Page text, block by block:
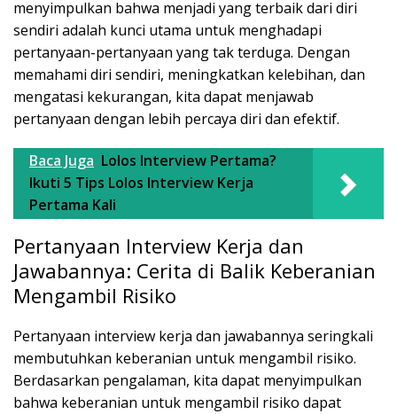
menyimpulkan bahwa menjadi yang terbaik dari diri
sendiri adalah kunci utama untuk menghadapi
pertanyaan-pertanyaan yang tak terduga. Dengan
memahami diri sendiri, meningkatkan kelebihan, dan
mengatasi kekurangan, kita dapat menjawab
pertanyaan dengan lebih percaya diri dan efektif.
Baca Juga Lolos Interview Pertama?
Ikuti 5 Tips Lolos Interview Kerja
Pertama Kali
Pertanyaan Interview Kerja dan
Jawabannya: Cerita di Balik Keberanian
Mengambil Risiko
Pertanyaan interview kerja dan jawabannya seringkali
membutuhkan keberanian untuk mengambil risiko.
Berdasarkan pengalaman, kita dapat menyimpulkan
bahwa keberanian untuk mengambil risiko dapat